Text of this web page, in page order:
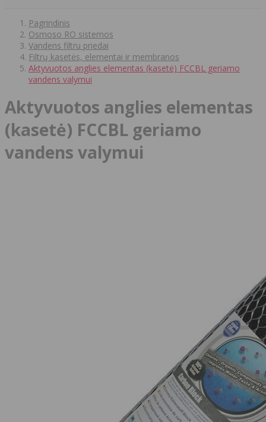
Pagrindinis
Osmoso RO sistemos
Vandens filtru priedai
Filtrų kasetės, elementai ir membranos
Aktyvuotos anglies elementas (kasetė) FCCBL geriamo
vandens valymui
Aktyvuotos anglies elementas
(kasetė) FCCBL geriamo
vandens valymui